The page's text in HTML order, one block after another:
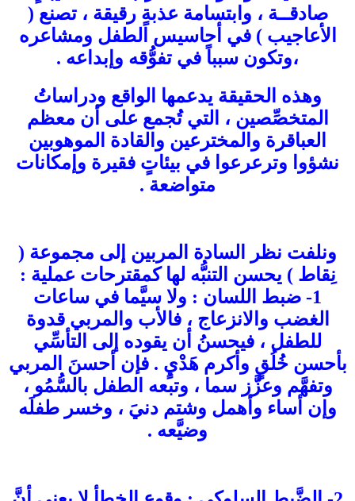
صادقــة ، وابتسامة عذبةٍ رقيقة ، تصنع (
الأعاجيب ) في أحاسيس الطفل ومشاعره
،وتكون سبباً في تفوُّقه وإبداعه .
وهذه الحقيقة يدعمها الواقع ودراساتُ
المتخصِّصين ، التي تُجمع على أن معظم
العباقرة والمخترعين والقادة الموهوبين
نشؤوا وترعرعوا في بيئاتٍ فقيرة وإمكانات
متواضعة .
ونلفت نظر السادة المربين إلى مجموعة (
نِقاط ) يحسن التنبُّه لها كمقترحات عملية :
1- ضبط اللسان : ولا سيَّما في ساعات
الغضب والانزعاج ، فالأب والمربي قدوة
للطفل ، فيحسنُ أن يقوده إلى التأسِّي
بأحسن خُلُقٍ وأكرم هَدْيٍ . فإن أحسنَ المربي
وتفهَّم وعزَّز سما ، وتبعه الطفل بالسُّمُو ،
وإن أساء وأهمل وشتم دنيَ ، وخسر طفلَه
وضيَّعه .